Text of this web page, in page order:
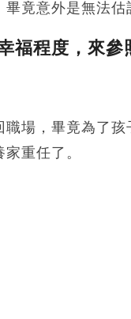
竟意外是無法估
福程度，來參
場，畢竟為了
重任了。